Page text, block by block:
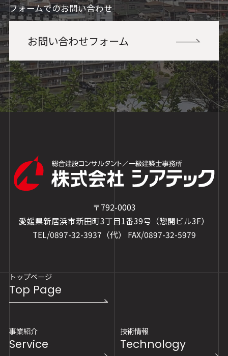
フォームでのお問い合わせ
お問い合わせフォーム
〒792-0003
愛媛県新居浜市新田町3丁目1番39号（惣開ビル3F）
TEL/0897-32-3937（代）
FAX/0897-32-5979
トップページ
Top Page
事業紹介
Service
技術情報
Technology